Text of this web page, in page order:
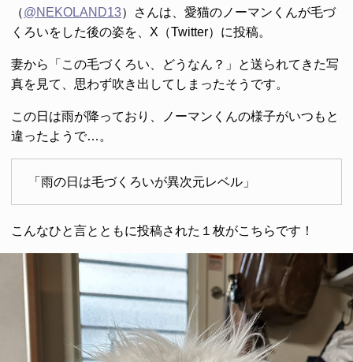
（@NEKOLAND13）さんは、愛猫のノーマンくんが毛づ
くろいをした後の姿を、X（Twitter）に投稿。
妻から「この毛づくろい、どうなん？」と送られてきた写
真を見て、思わず吹き出してしまったそうです。
この日は雨が降っており、ノーマンくんの様子がいつもと
違ったようで…。
「雨の日は毛づくろいが異次元レベル」
こんなひと言とともに投稿された１枚がこちらです！